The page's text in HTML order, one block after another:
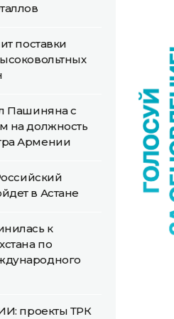
поставки
Пашиняна с
на должность
Армении
в Астане
к
по
проекты ТРК